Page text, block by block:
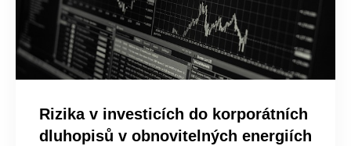
Rizika v investicích do korporátních
dluhopisů v obnovitelných energiích